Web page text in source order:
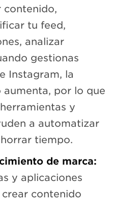
contenido,
tu feed,
analizar
gestionas
Instagram, la
por lo que
y
a automatizar
tiempo.
de marca:
y aplicaciones
contenido